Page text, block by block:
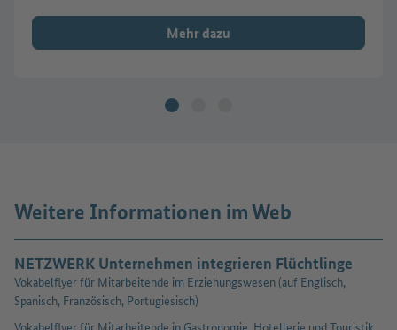
Mehr dazu
Weitere Informationen im Web
NETZWERK Unternehmen integrieren Flüchtlinge
Vokabelflyer für Mitarbeitende im Erziehungswesen (auf Englisch,
Spanisch, Französisch, Portugiesisch)